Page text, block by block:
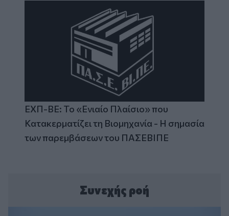
ΕΧΠ-ΒΕ: Το «Ενιαίο Πλαίσιο» που
Κατακερματίζει τη Βιομηχανία - Η σημασία
των παρεμβάσεων του ΠΑΣΕΒΙΠΕ
Συνεχής ροή